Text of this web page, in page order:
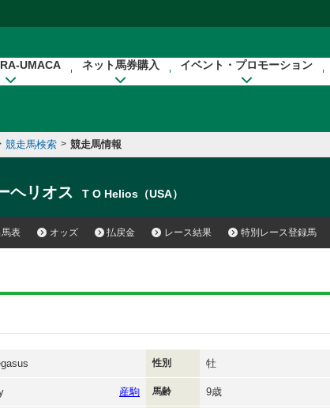
UMACA ネット馬券購入 イベント・プロモーション
競走馬検索 > 競走馬情報
ヘリオス T O Helios（USA）
馬表 オッズ 払戻金 レース結果 特別レース登録馬
性別 牡
産駒 馬齢 9歳